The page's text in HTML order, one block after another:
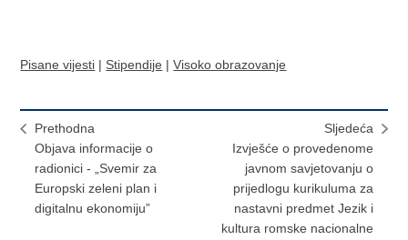
Pisane vijesti | Stipendije |Visoko obrazovanje
Prethodna
Objava informacije o
radionici - „Svemir za
Europski zeleni plan i
digitalnu ekonomiju”
Sljedeća
Izvješće o provedenome
javnom savjetovanju o
prijedlogu kurikuluma za
nastavni predmet Jezik i
kultura romske nacionalne